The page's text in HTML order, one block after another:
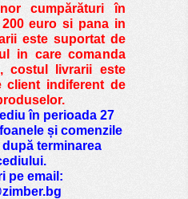
cumpărături în
euro si pana in
este suportat de
in care comanda
costul livrarii este
client indiferent de
în perioada 27
și comenzile
terminarea
pe email: